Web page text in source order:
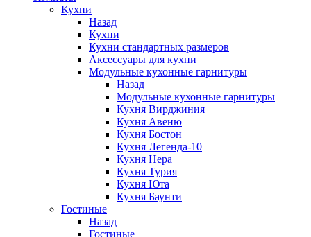
Кухни
Назад
Кухни
Кухни стандартных размеров
Аксессуары для кухни
Модульные кухонные гарнитуры
Назад
Модульные кухонные гарнитуры
Кухня Вирджиния
Кухня Авеню
Кухня Бостон
Кухня Легенда-10
Кухня Нера
Кухня Турия
Кухня Юта
Кухня Баунти
Гостиные
Назад
Гостиные